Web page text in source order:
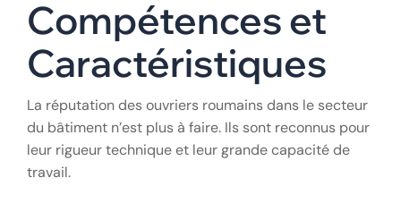
Compétences et
Caractéristiques
La réputation des ouvriers roumains dans le secteur
du bâtiment n’est plus à faire. Ils sont reconnus pour
leur rigueur technique et leur grande capacité de
travail.